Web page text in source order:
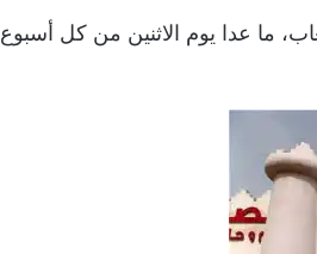
لكل أربعة ألعاب، ما عدا يوم الاثنين من كل أسبوع